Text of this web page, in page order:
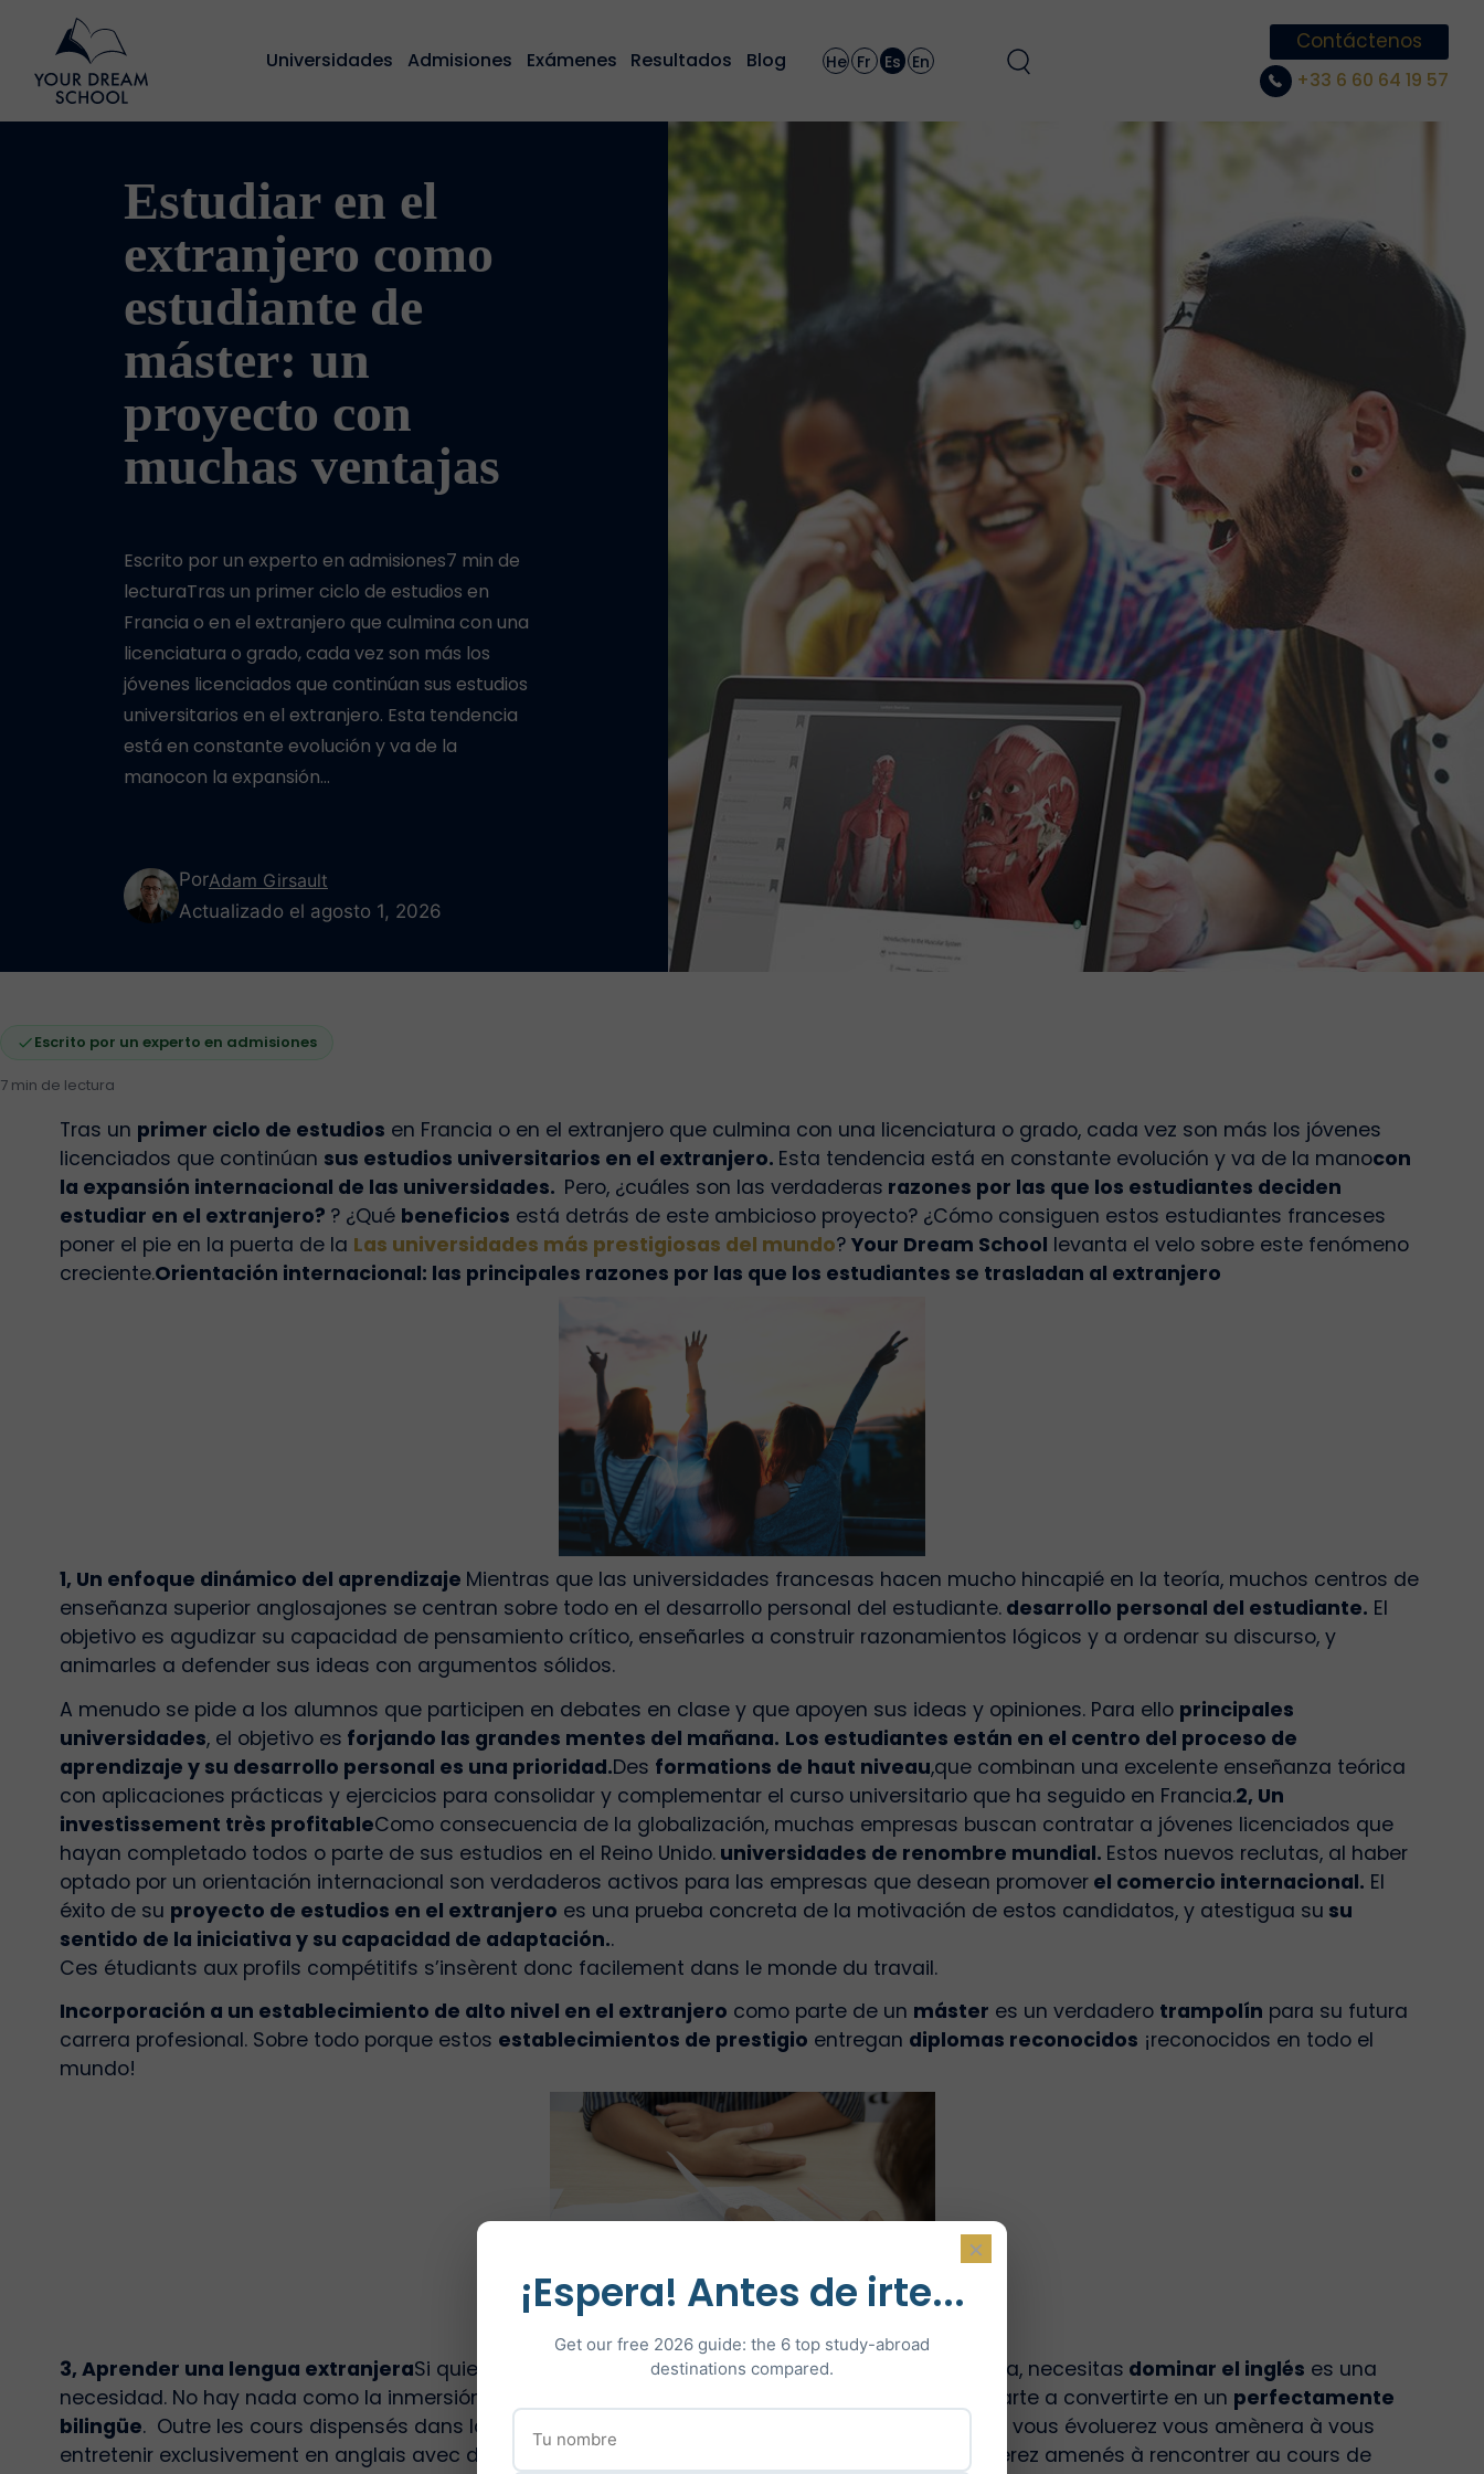
Universidades Admisiones Exámenes Resultados Blog He Fr Es En
Contáctenos
+33 6 60 64 19 57
Estudiar en el
extranjero como
estudiante de
máster: un
proyecto con
muchas ventajas
Escrito por un experto en admisiones7 min de
lecturaTras un primer ciclo de estudios en
Francia o en el extranjero que culmina con una
licenciatura o grado, cada vez son más los
jóvenes licenciados que continúan sus estudios
universitarios en el extranjero. Esta tendencia
está en constante evolución y va de la
manocon la expansión…
PorAdam Girsault
Actualizado el agosto 1, 2026
Escrito por un experto en admisiones
7 min de lectura
Tras un primer ciclo de estudios en Francia o en el extranjero que culmina con una licenciatura o grado, cada vez son más los jóvenes
licenciados que continúan sus estudios universitarios en el extranjero. Esta tendencia está en constante evolución y va de la manocon
la expansión internacional de las universidades. Pero, ¿cuáles son las verdaderas razones por las que los estudiantes deciden
estudiar en el extranjero? ? ¿Qué beneficios está detrás de este ambicioso proyecto? ¿Cómo consiguen estos estudiantes franceses
poner el pie en la puerta de la Las universidades más prestigiosas del mundo? Your Dream School levanta el velo sobre este fenómeno
creciente.Orientación internacional: las principales razones por las que los estudiantes se trasladan al extranjero
1, Un enfoque dinámico del aprendizaje Mientras que las universidades francesas hacen mucho hincapié en la teoría, muchos centros de
enseñanza superior anglosajones se centran sobre todo en el desarrollo personal del estudiante.desarrollo personal del estudiante. El
objetivo es agudizar su capacidad de pensamiento crítico, enseñarles a construir razonamientos lógicos y a ordenar su discurso, y
animarles a defender sus ideas con argumentos sólidos.
A menudo se pide a los alumnos que participen en debates en clase y que apoyen sus ideas y opiniones. Para ello principales
universidades, el objetivo es forjando las grandes mentes del mañana. Los estudiantes están en el centro del proceso de
aprendizaje y su desarrollo personal es una prioridad.Des formations de haut niveau,que combinan una excelente enseñanza teórica
con aplicaciones prácticas y ejercicios para consolidar y complementar el curso universitario que ha seguido en Francia.2, Un
investissement très profitableComo consecuencia de la globalización, muchas empresas buscan contratar a jóvenes licenciados que
hayan completado todos o parte de sus estudios en el Reino Unido.universidades de renombre mundial. Estos nuevos reclutas, al haber
optado por un orientación internacional son verdaderos activos para las empresas que desean promoverel comercio internacional. El
éxito de su proyecto de estudios en el extranjero es una prueba concreta de la motivación de estos candidatos, y atestigua su su
sentido de la iniciativa y su capacidad de adaptación..
Ces étudiants aux profils compétitifs s’insèrent donc facilement dans le monde du travail.
Incorporación a un establecimiento de alto nivel en el extranjero como parte de un máster es un verdadero trampolín para su futura
carrera profesional. Sobre todo porque estos establecimientos de prestigio entregan diplomas reconocidos ¡reconocidos en todo el
mundo!
3, Aprender una lengua extranjeraSi quieres emprender una carrera profesional en una empresa, necesitas dominar el inglés es una
necesidad. No hay nada como la inmersión total en una universidad de habla inglesa para ayudarte a convertirte en un perfectamente
bilingüe. Outre les cours dispensés dans la langue de Shakespeare, l’environnement dans lequel vous évoluerez vous amènera à vous
entretenir exclusivement en anglais avec d’autres étudiants ou toute autre personne que vous serez amenés à rencontrer au cours de
×
¡Espera! Antes de irte...
Get our free 2026 guide: the 6 top study-abroad
destinations compared.